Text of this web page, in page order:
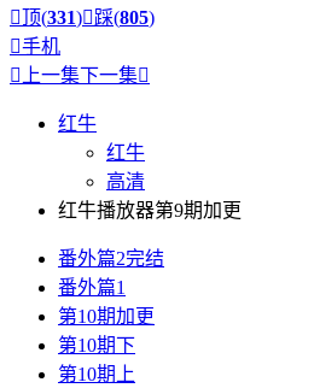
顶(331)踩(805)
手机
 上一集下一集
红牛
红牛
高清
红牛播放器第9期加更
番外篇2完结
番外篇1
第10期加更
第10期下
第10期上